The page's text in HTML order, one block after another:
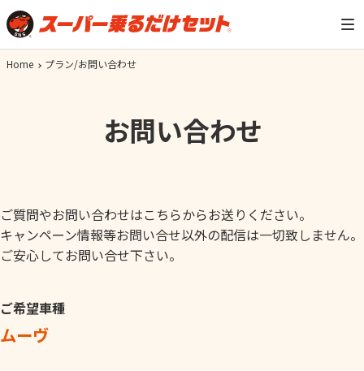
Home プラン/お問い合わせ
お問い合わせ
ご質問やお問い合わせはこちらからお送りください。
キャンペーン情報等お問い合せ以外の配信は一切致しません。
ご安心してお問い合せ下さい。
ご希望車種
ムーヴ